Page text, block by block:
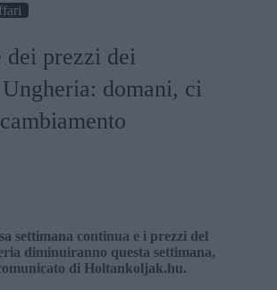
dei prezzi dei
domani, ci
settimana continua e i prezzi del
diminuiranno questa settimana,
di Holtankoljak.hu.